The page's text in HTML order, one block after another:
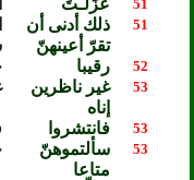
51 عَزَلـتَ
51
ذلك أدنى أن
تقرّ أعينهنّ
52 رقيبا
53
غير ناظرين
إناه
53 فانتشروا
53
سألتموهنّ
متاعا